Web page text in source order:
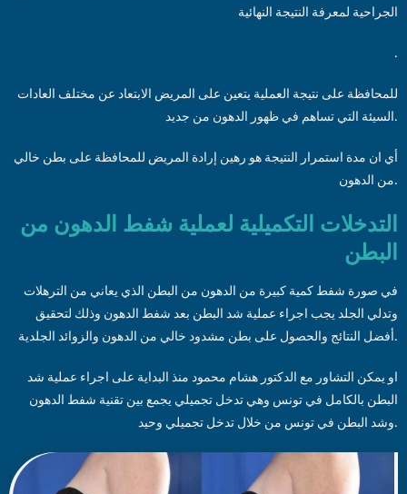
الجراحية لمعرفة النتيجة النهائية
.
للمحافظة على نتيجة العملية يتعين على المريض الابتعاد عن مختلف العادات
السيئة التي تساهم في ظهور الدهون من جديد.
أي ان مدة استمرار النتيجة هو رهين إرادة المريض للمحافظة على بطن خالي
من الدهون.
التدخلات التكميلية لعملية شفط الدهون من
البطن
في صورة شفط كمية كبيرة من الدهون من البطن الذي يعاني من الترهلات
وتدلي الجلد يجب اجراء عملية شد البطن بعد شفط الدهون وذلك لتحقيق
أفضل النتائج والحصول على بطن مشدود خالي من الدهون والزوائد الجلدية.
او يمكن التشاور مع الدكتور هشام محمود منذ البداية على اجراء عملية شد
البطن بالكامل في تونس وهي تدخل تجميلي يجمع بين تقنية شفط الدهون
وشد البطن في تونس من خلال تدخل تجميلي وحيد.